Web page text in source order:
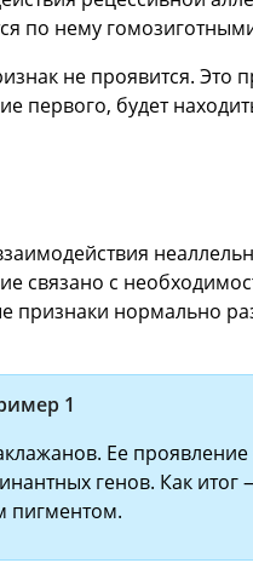
по нему
не проявится. Это
первого, будет
связано с
признаки нормально
1
Ее проявление
генов. Как
пигментом.